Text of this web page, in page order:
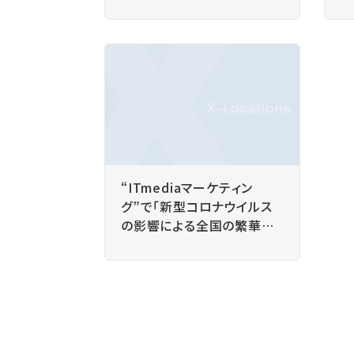
の技術、事業内容をご紹介い
“ITmediaマーケティン
グ”で「新型コロナウイルス
の影響による全国の繁華街・